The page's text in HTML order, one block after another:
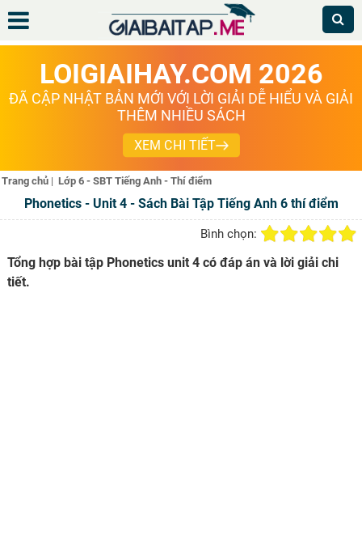
LOIGIAIHAY.COM 2026
ĐÃ CẬP NHẬT BẢN MỚI VỚI LỜI GIẢI DỄ HIỂU VÀ GIẢI
THÊM NHIỀU SÁCH
XEM CHI TIẾT
Trang chủ | Lớp 6 - SBT Tiếng Anh - Thí điểm
Phonetics - Unit 4 - Sách Bài Tập Tiếng Anh 6 thí điểm
Bình chọn:
Tổng hợp bài tập Phonetics unit 4 có đáp án và lời giải chi
tiết.